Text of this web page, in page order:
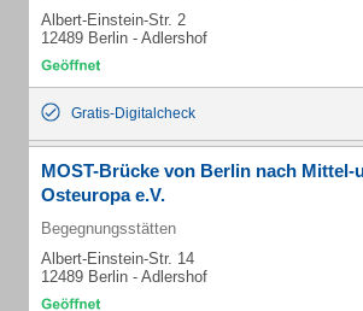
Albert-Einstein-Str. 2
12489 Berlin - Adlershof
Gratis-Digitalcheck
MOST-Brücke von Berlin nach Mittel-
Osteuropa e.V.
Begegnungsstätten
Albert-Einstein-Str. 14
12489 Berlin - Adlershof